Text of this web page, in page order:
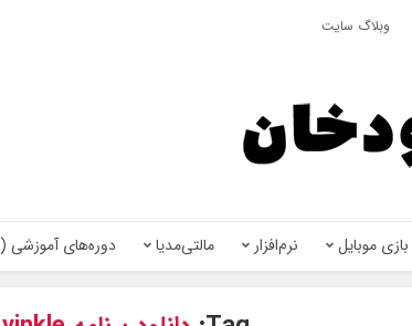
وبلاگ سایت
بازی موبایل نرم‌افزار مالتی‌مدیا دوره‌های آموزشی (Udemy)